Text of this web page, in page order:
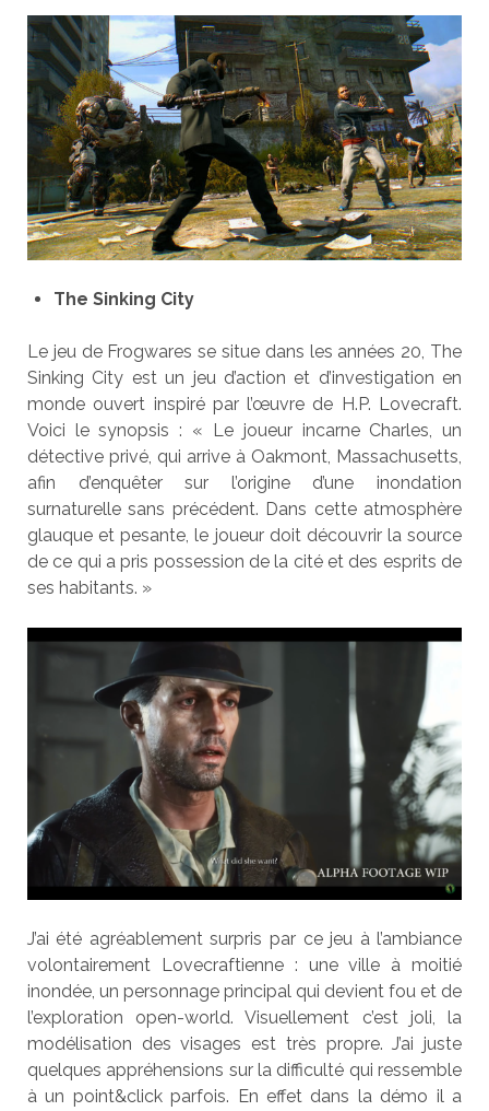
The Sinking City
Le jeu de Frogwares se situe dans les années 20, The
Sinking City est un jeu d’action et d’investigation en
monde ouvert inspiré par l’œuvre de H.P. Lovecraft.
Voici le synopsis : « Le joueur incarne Charles, un
détective privé, qui arrive à Oakmont, Massachusetts,
afin d’enquêter sur l’origine d’une inondation
surnaturelle sans précédent. Dans cette atmosphère
glauque et pesante, le joueur doit découvrir la source
de ce qui a pris possession de la cité et des esprits de
ses habitants. »
J’ai été agréablement surpris par ce jeu à l’ambiance
volontairement Lovecraftienne : une ville à moitié
inondée, un personnage principal qui devient fou et de
l’exploration open-world. Visuellement c’est joli, la
modélisation des visages est très propre. J’ai juste
quelques appréhensions sur la difficulté qui ressemble
à un point&click parfois. En effet dans la démo il a